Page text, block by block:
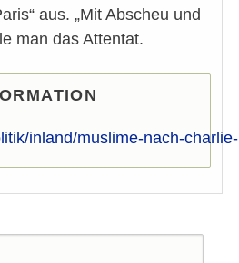
aus. „Mit Abscheu und
man das Attentat.
inland/muslime-nach-